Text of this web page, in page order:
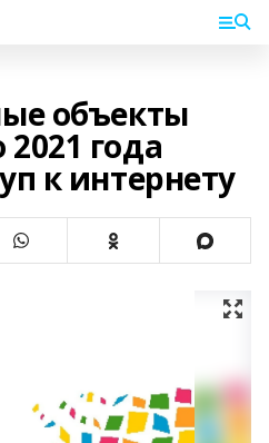
объекты
года
к интернету